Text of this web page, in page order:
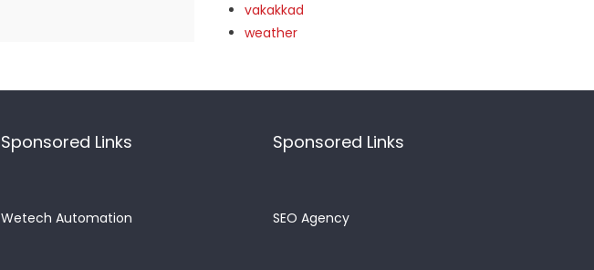
vakakkad
weather
Sponsored Links
Wetech Automation
Sponsored Links
SEO Agency